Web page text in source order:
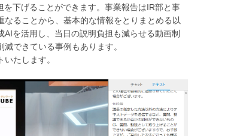
下げることができます。事業報告はIR部と事
ることから、基本的な情報をとりまとめる以
を活用し、当日の説明負担も減らせる動画制
できている事例もあります。
たします。